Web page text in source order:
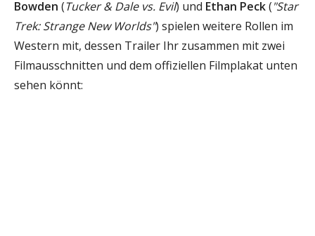
Bowden (Tucker & Dale vs. Evil) und Ethan Peck("Star
Trek: Strange New Worlds") spielen weitere Rollen im
Western mit, dessen Trailer Ihr zusammen mit zwei
Filmausschnitten und dem offiziellen Filmplakat unten
sehen könnt: